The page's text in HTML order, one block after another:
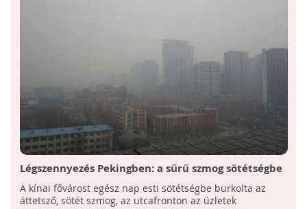
Légszennyezés Pekingben: a sűrű szmog sötétségbe
borította a kínai fővárost
A kínai fővárost egész nap esti sötétségbe burkolta az
áttetsző, sötét szmog, az utcafronton az üzletek